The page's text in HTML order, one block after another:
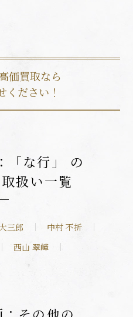
価買取なら
ください！
「な行」 の
扱い一覧
三郎
中村 不折
西山 翠嶂